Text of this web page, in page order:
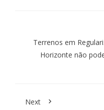
Terrenos em
Horizonte não
Next